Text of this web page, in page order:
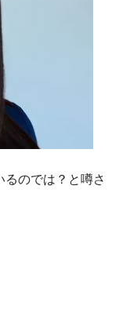
のでは？と噂さ